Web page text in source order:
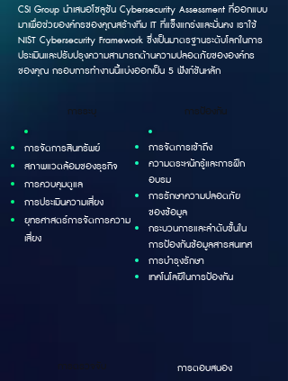
CSI Group นำเสนอโซลูชัน Cybersecurity Assessment ที่ออกแบบ
มาเพื่อช่วยองค์กรของคุณสร้างทีม IT ที่แข็งแกร่งและมั่นคง เราใช้
NIST Cybersecurity Framework ซึ่งเป็นมาตรฐานระดับโลกในการ
ประเมินและปรับปรุงความสามารถด้านความปลอดภัยขององค์กร
ของคุณ กรอบการทำงานนี้แบ่งออกเป็น 5 ฟังก์ชันหลัก
การระบุ การป้องกัน
การจัดการสินทรัพย์
สภาพแวดล้อมของธุรกิจ
การควบคุมดูแล
การประเมินความเสี่ยง
ยุทธศาสตร์การจัดการความ
เสี่ยง
การจัดการเข้าถึง
ความตระหนักรู้และการฝึก
อบรม​
การรักษาความปลอดภัย
ของข้อมูล
กระบวนการและลำดับขั้นใน
การป้องกันข้อมูลสารสนเทศ
การบำรุงรักษา
เทคโนโลยีในการป้องกัน
การตรวจจับ การตอบสนอง